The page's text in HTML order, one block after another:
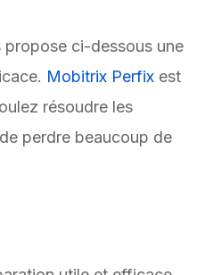
propose ci-dessous une
Mobitrix Perfix est
résoudre les
perdre beaucoup de